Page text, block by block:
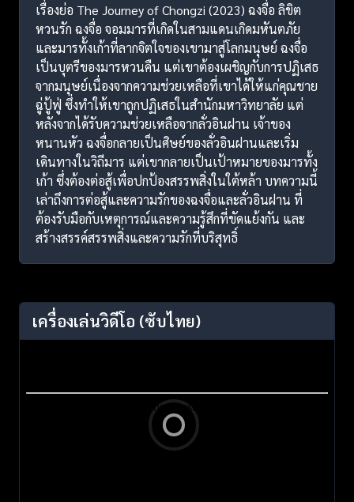
เรื่องย่อ The Journey of Chongzi (2023) ฉงจื่อ ลิขิต
หวนรัก ฉงจื่อ จอมมารที่เกิดในสามแดนเกิดมหันตภัย
และมารทั้งเก้าที่ลากจิตใจของเขามาสู่โลกมนุษย์ ฉงจื่อ
เป็นบุตรีของมารหวนคืน แต่เขาต้องเผชิญกับการปฏิเสธ
จากมนุษย์เนื่องจากความช่วยเหลือที่เขาได้ให้แก่คุณชาย
ฉู่ปู้ฟู่ ซึ่งทำให้เขาถูกปฏิเสธในสำนักมหาวิทยาลัย แต่
หลังจากได้รับความช่วยเหลือจากลั่วอินฝาน เจ้าของ
หนานหัว ฉงจื่อกลายเป็นศิษย์ของลั่วอินฝานและเริ่ม
เดินทางในวิถีมาร แต่เขากลายเป็นเป้าหมายของมารทั้ง
เก้า ซึ่งต้องต่อสู้เพื่อปกป้องสรรพสิ่งในใต้หล้า บทความนี้
เล่าถึงการต่อสู้และความรักของฉงจื่อและลั่วอินฝาน ที่
ต้องรับมือกับเหตุการณ์และความรู้สึกที่ขัดแย้งกัน และ
สร้างสรรค์สรรพสิ่งและความรักที่บริสุทธิ์
เครื่องเล่นวิดีโอ (ซับไทย)